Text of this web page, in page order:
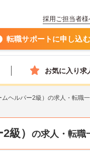
採用ご担当者様
転職サポートに申し込む
お気に入り求
ヘルパー2級）の求人・転職
級） の求人・転職